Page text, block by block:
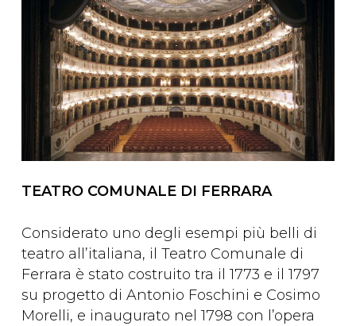
TEATRO COMUNALE DI FERRARA
Considerato uno degli esempi più belli di
teatro all’italiana, il Teatro Comunale di
Ferrara è stato costruito tra il 1773 e il 1797
su progetto di Antonio Foschini e Cosimo
Morelli, e inaugurato nel 1798 con l’opera